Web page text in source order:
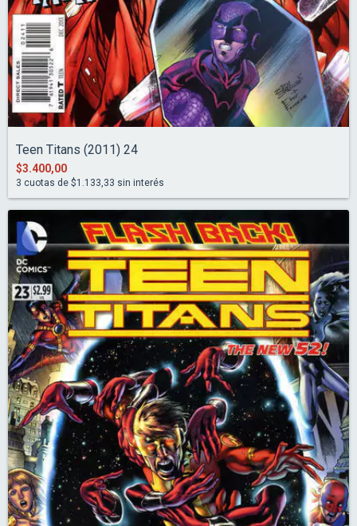
Teen Titans (2011) 24
$3.400,00
3 cuotas de $1.133,33 sin interés